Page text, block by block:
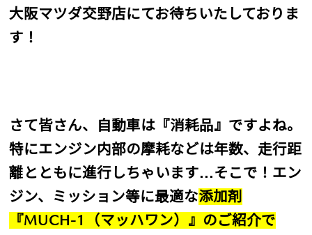
大阪マツダ交野店にてお待ちいたしておりま
す！
さて皆さん、自動車は『消耗品』ですよね。
特にエンジン内部の摩耗などは年数、走行距
離とともに進行しちゃいます...そこで！エン
ジン、ミッション等に最適な添加剤
『MUCH-1（マッハワン）』のご紹介で